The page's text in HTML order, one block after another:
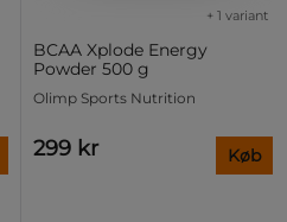
BCAA Xplode Energy
Powder 500 g
+ 1 variant
Olimp Sports Nutrition
299 kr Køb